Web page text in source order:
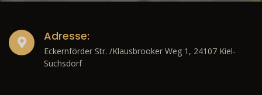
Adresse:
Eckernförder Str. /Klausbrooker Weg 1, 24107 Kiel-
Suchsdorf